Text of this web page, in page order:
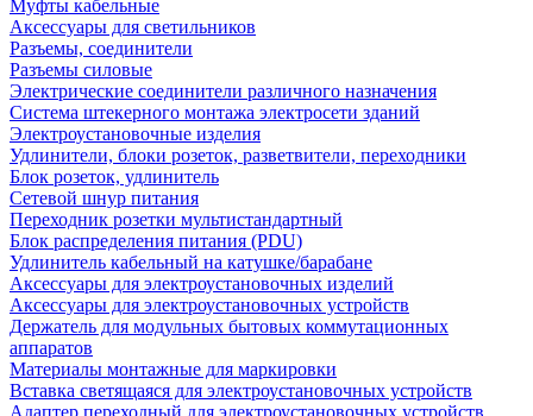
Муфты кабельные
Аксессуары для светильников
Разъемы, соединители
Разъемы силовые
Электрические соединители различного назначения
Система штекерного монтажа электросети зданий
Электроустановочные изделия
Удлинители, блоки розеток, разветвители, переходники
Блок розеток, удлинитель
Сетевой шнур питания
Переходник розетки мультистандартный
Блок распределения питания (PDU)
Удлинитель кабельный на катушке/барабане
Аксессуары для электроустановочных изделий
Аксессуары для электроустановочных устройств
Держатель для модульных бытовых коммутационных
аппаратов
Материалы монтажные для маркировки
Вставка светящаяся для электроустановочных устройств
Адаптер переходный для электроустановочных устройств